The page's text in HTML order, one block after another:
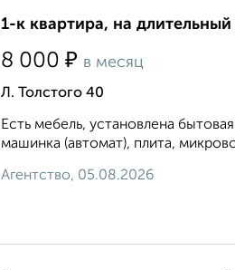
1-к квартира, на
8 000 ₽ в месяц
Л. Толстого 40
Есть мебель, установлена
машинка (автомат), плита,
Агентство, 05.08.2026